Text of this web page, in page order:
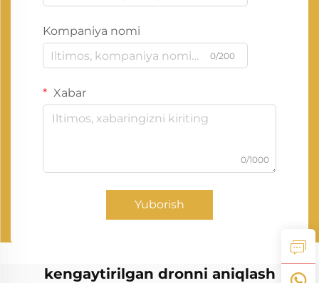
Kompaniya nomi
0/200
Xabar
0/1000
Yuborish
kengaytirilgan dronni aniqlash